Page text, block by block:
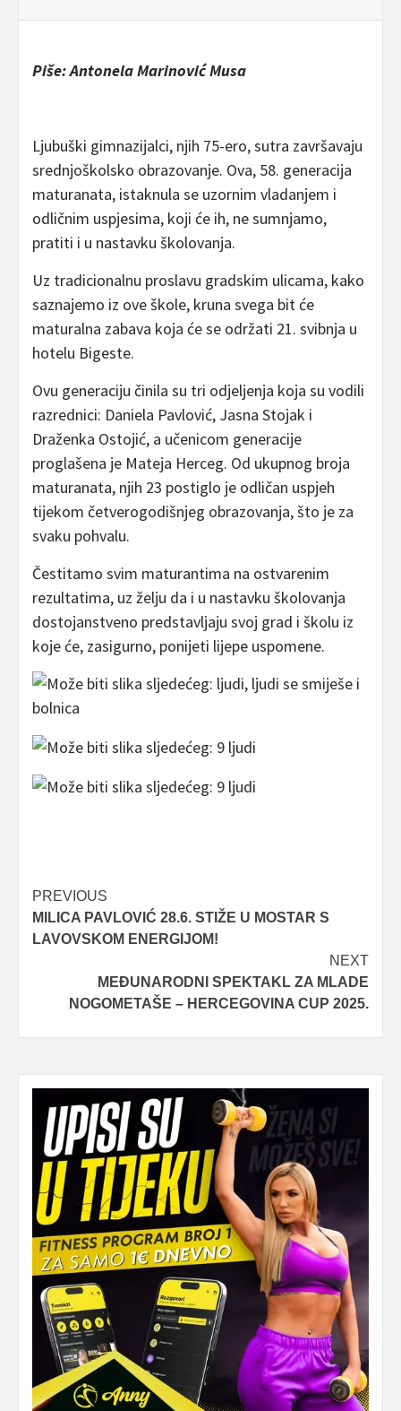
Piše: Antonela Marinović Musa
Ljubuški gimnazijalci, njih 75-ero, sutra završavaju
srednjoškolsko obrazovanje. Ova, 58. generacija
maturanata, istaknula se uzornim vladanjem i
odličnim uspjesima, koji će ih, ne sumnjamo,
pratiti i u nastavku školovanja.
Uz tradicionalnu proslavu gradskim ulicama, kako
saznajemo iz ove škole, kruna svega bit će
maturalna zabava koja će se održati 21. svibnja u
hotelu Bigeste.
Ovu generaciju činila su tri odjeljenja koja su vodili
razrednici: Daniela Pavlović, Jasna Stojak i
Draženka Ostojić, a učenicom generacije
proglašena je Mateja Herceg. Od ukupnog broja
maturanata, njih 23 postiglo je odličan uspjeh
tijekom četverogodišnjeg obrazovanja, što je za
svaku pohvalu.
Čestitamo svim maturantima na ostvarenim
rezultatima, uz želju da i u nastavku školovanja
dostojanstveno predstavljaju svoj grad i školu iz
koje će, zasigurno, ponijeti lijepe uspomene.
Post
navigation
PREVIOUS
MILICA PAVLOVIĆ 28.6. STIŽE U MOSTAR S
LAVOVSKOM ENERGIJOM!
NEXT
MEĐUNARODNI SPEKTAKL ZA MLADE
NOGOMETAŠE – HERCEGOVINA CUP 2025.